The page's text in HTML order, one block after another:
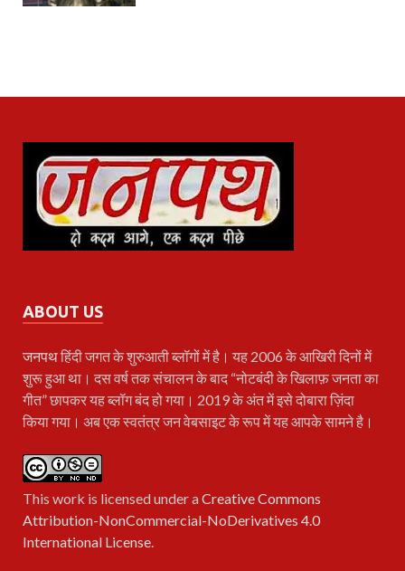
ABOUT US
जनपथहिंदी जगत के शुरुआती ब्लॉगों में है। यह 2006 के आखिरी दिनों में
शुरू हुआ था। दस वर्ष तक संचालन के बाद “नोटबंदी के खिलाफ़ जनता का
गीत” छापकर यह ब्लॉग बंद हो गया। 2019 के अंत में इसे दोबारा ज़िंदा
किया गया। अब एक स्वतंत्र जन वेबसाइट के रूप में यह आपके सामने है।
This work is licensed under aCreative Commons
Attribution-NonCommercial-NoDerivatives 4.0
International License